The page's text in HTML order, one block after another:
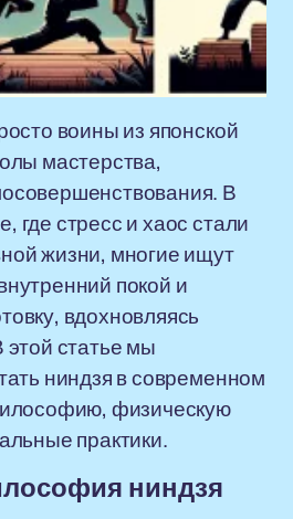
воины из японской
мастерства,
В
где стресс и хаос стали
жизни, многие ищут
покой и
вдохновляясь
статье мы
ниндзя в современном
физическую
практики.
ниндзя